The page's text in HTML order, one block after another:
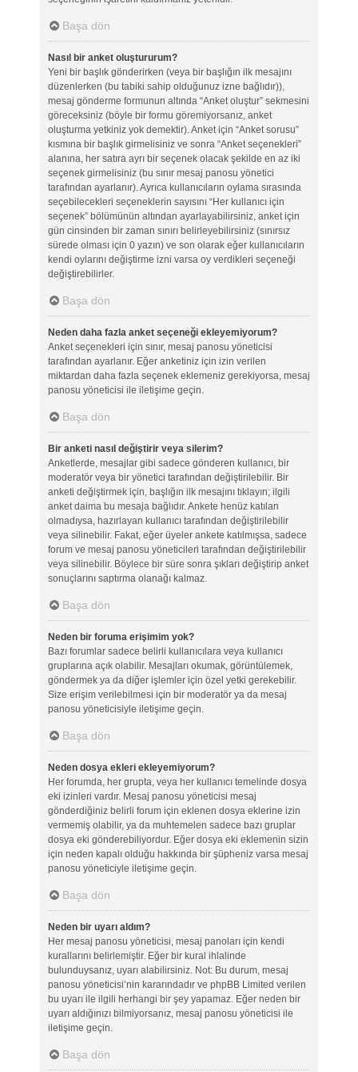
Başa dön
Nasıl bir anket oluştururum?
Yeni bir başlık gönderirken (veya bir başlığın ilk mesajını
düzenlerken (bu tabiki sahip olduğunuz izne bağlıdır)),
mesaj gönderme formunun altında “Anket oluştur” sekmesini
göreceksiniz (böyle bir formu göremiyorsanız, anket
oluşturma yetkiniz yok demektir). Anket için “Anket sorusu”
kısmına bir başlık girmelisiniz ve sonra “Anket seçenekleri”
alanına, her satıra ayrı bir seçenek olacak şekilde en az iki
seçenek girmelisiniz (bu sınır mesaj panosu yönetici
tarafından ayarlanır). Ayrıca kullanıcıların oylama sırasında
seçebilecekleri seçeneklerin sayısını “Her kullanıcı için
seçenek” bölümünün altından ayarlayabilirsiniz, anket için
gün cinsinden bir zaman sınırı belirleyebilirsiniz (sınırsız
sürede olması için 0 yazın) ve son olarak eğer kullanıcıların
kendi oylarını değiştirme izni varsa oy verdikleri seçeneği
değiştirebilirler.
Başa dön
Neden daha fazla anket seçeneği ekleyemiyorum?
Anket seçenekleri için sınır, mesaj panosu yöneticisi
tarafından ayarlanır. Eğer anketiniz için izin verilen
miktardan daha fazla seçenek eklemeniz gerekiyorsa, mesaj
panosu yöneticisi ile iletişime geçin.
Başa dön
Bir anketi nasıl değiştirir veya silerim?
Anketlerde, mesajlar gibi sadece gönderen kullanıcı, bir
moderatör veya bir yönetici tarafından değiştirilebilir. Bir
anketi değiştirmek için, başlığın ilk mesajını tıklayın; ilgili
anket daima bu mesaja bağlıdır. Ankete henüz katılan
olmadıysa, hazırlayan kullanıcı tarafından değiştirilebilir
veya silinebilir. Fakat, eğer üyeler ankete katılmışsa, sadece
forum ve mesaj panosu yöneticileri tarafından değiştirilebilir
veya silinebilir. Böylece bir süre sonra şıkları değiştirip anket
sonuçlarını saptırma olanağı kalmaz.
Başa dön
Neden bir foruma erişimim yok?
Bazı forumlar sadece belirli kullanıcılara veya kullanıcı
gruplarına açık olabilir. Mesajları okumak, görüntülemek,
göndermek ya da diğer işlemler için özel yetki gerekebilir.
Size erişim verilebilmesi için bir moderatör ya da mesaj
panosu yöneticisiyle iletişime geçin.
Başa dön
Neden dosya ekleri ekleyemiyorum?
Her forumda, her grupta, veya her kullanıcı temelinde dosya
eki izinleri vardır. Mesaj panosu yöneticisi mesaj
gönderdiğiniz belirli forum için eklenen dosya eklerine izin
vermemiş olabilir, ya da muhtemelen sadece bazı gruplar
dosya eki gönderebiliyordur. Eğer dosya eki eklemenin sizin
için neden kapalı olduğu hakkında bir şüpheniz varsa mesaj
panosu yöneticiyle iletişime geçin.
Başa dön
Neden bir uyarı aldım?
Her mesaj panosu yöneticisi, mesaj panoları için kendi
kurallarını belirlemiştir. Eğer bir kural ihlalinde
bulunduysanız, uyarı alabilirsiniz. Not: Bu durum, mesaj
panosu yöneticisi’nin kararındadır ve phpBB Limited verilen
bu uyarı ile ilgili herhangi bir şey yapamaz. Eğer neden bir
uyarı aldığınızı bilmiyorsanız, mesaj panosu yöneticisi ile
iletişime geçin.
Başa dön